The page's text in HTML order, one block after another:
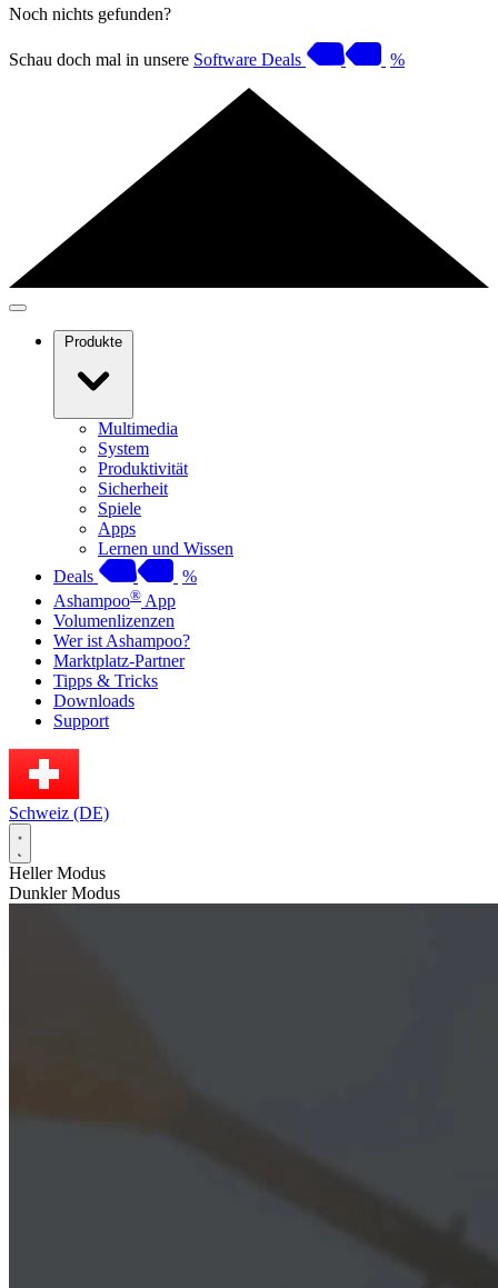
Noch nichts gefunden?
Schau doch mal in unsere Software Deals %
Produkte
Multimedia
System
Produktivität
Sicherheit
Spiele
Apps
Lernen und Wissen
Deals
%
Ashampoo® App
Volumenlizenzen
Wer ist Ashampoo?
Marktplatz-Partner
Tipps & Tricks
Downloads
Support
Schweiz (DE)
Heller Modus
Dunkler Modus